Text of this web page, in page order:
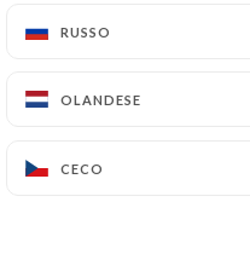
RUSSO
OLANDESE
CECO
RUSSO
OLANDESE
CECO